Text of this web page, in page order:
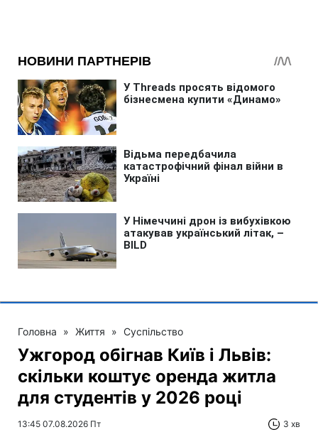
Головна » Життя » Суспільство
Ужгород обігнав Київ і Львів:
скільки коштує оренда житла
для студентів у 2026 році
13:45 07.08.2026 Пт 3 хв